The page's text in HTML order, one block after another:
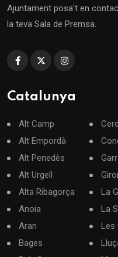
Ajuntament posa't en
la teva Sala de Premsa.
Catalunya
Alt Camp
Alt Empordà
Alt Penedès
Alt Urgell
Alta Ribagorça
Anoia
Aran
Bages
La
La
Les